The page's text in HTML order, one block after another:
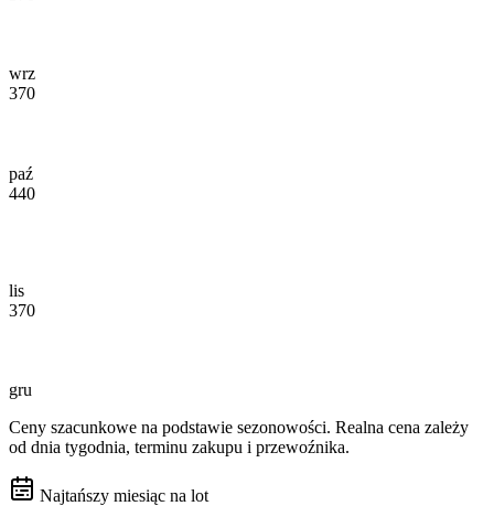
wrz
370
paź
440
lis
370
gru
Ceny szacunkowe na podstawie sezonowości. Realna cena zależy
od dnia tygodnia, terminu zakupu i przewoźnika.
Najtańszy miesiąc na lot